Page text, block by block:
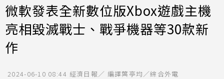
微軟發表全新數位版Xbox遊戲主機
亮相毀滅戰士、戰爭機器等30款新
作
2024-06-10 08:44 經濟日報／ 編譯葉亭均／綜合外電